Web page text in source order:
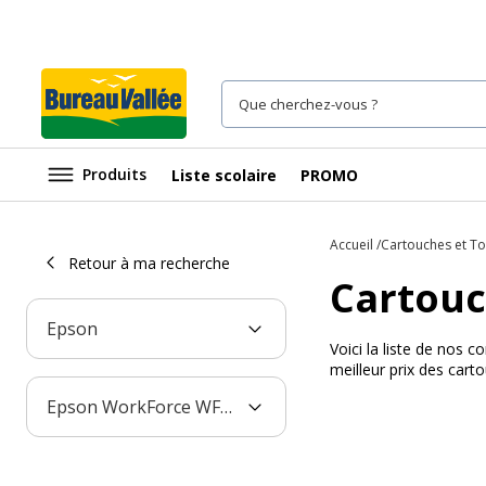
Produits Liste scolaire PROMO
Retour à ma recherche
Epson
Epson WorkForce WF-7830DTWF
Accueil Cartouches et
Voici la liste de nos
meilleur prix des